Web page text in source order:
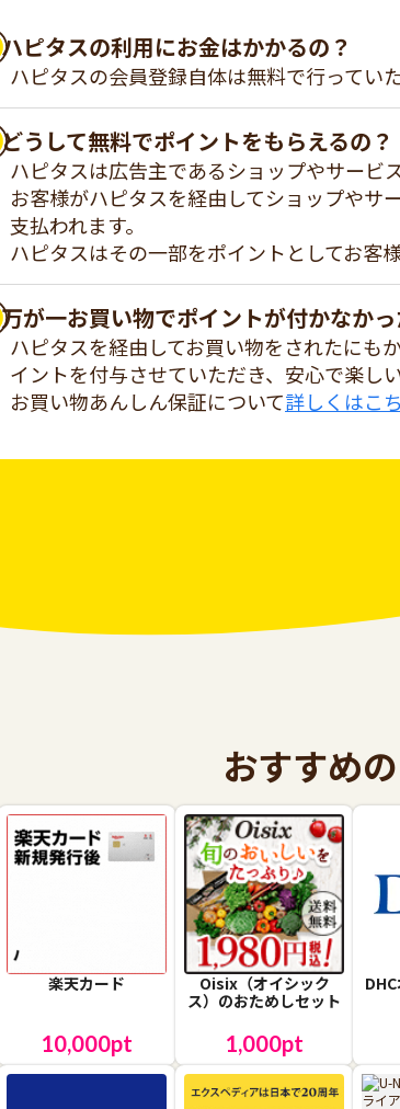
ハピタスの利用にお金はかかるの？
ハピタスの会員登録自体は無料で行ってい
どうして無料でポイントをもらえるの？
ハピタスは広告主であるショップやサービ
お客様がハピタスを経由してショップやサ
支払われます。
ハピタスはその一部をポイントとしてお客
万が一お買い物でポイントが付かなか
ハピタスを経由してお買い物をされたにも
イントを付与させていただき、安心で楽し
お買い物あんしん保証について詳しくはこ
おすすめ
楽天カード
10,000pt
Oisix（オイシック
ス）のおためしセット
1,000pt